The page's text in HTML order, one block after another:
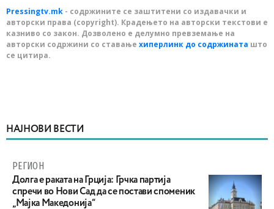
Pressingtv.mk - содржините се заштитени со издавачки и
авторски права (copyright). Крадењето на авторски текстови е
казниво со закон. Дозволено е делумно превземање на
авторски содржини со ставање хиперлинк до содржината што
се цитира.
НАЈНОВИ ВЕСТИ
РЕГИОН
Долга е раката на Грција: Грчка партија
спречи во Нови Сад да се постави споменик
„Мајка Македонија“